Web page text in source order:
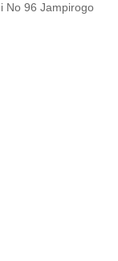
No 96 Jampirogo